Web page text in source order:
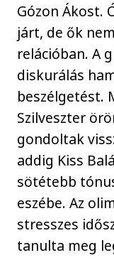
Gózon Ákost.
járt, de ők
relációban. A
diskurálás
beszélgetést.
Szilveszter
gondoltak
addig Kiss
sötétebb
eszébe. Az
stresszes
tanulta meg